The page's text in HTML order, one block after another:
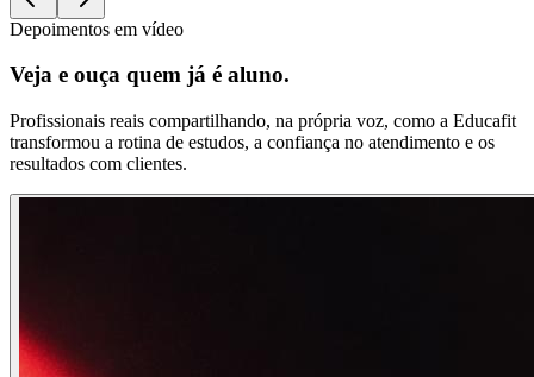
Depoimentos em vídeo
Veja e ouça quem já é aluno.
Profissionais reais compartilhando, na própria voz, como a Educafit
transformou a rotina de estudos, a confiança no atendimento e os
resultados com clientes.